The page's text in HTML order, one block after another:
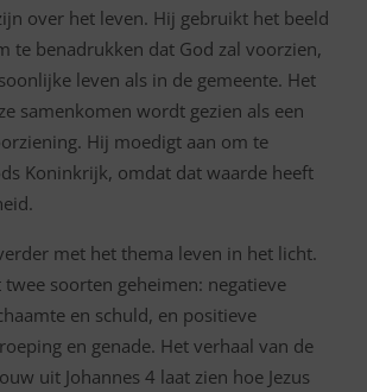
over het leven. Hij gebruikt het beeld
te benadrukken dat God zal voorzien,
leven als in de gemeente. Het
samenkomen wordt gezien als een
Hij moedigt aan om te
Koninkrijk, omdat dat waarde heeft
met het thema leven in het licht.
soorten geheimen: negatieve
en schuld, en positieve
en genade. Het verhaal van de
uit Johannes 4 laat zien hoe Jezus